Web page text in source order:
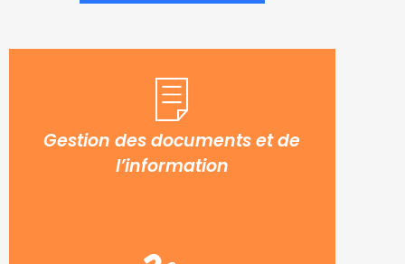
Gestion des documents et de
l’information